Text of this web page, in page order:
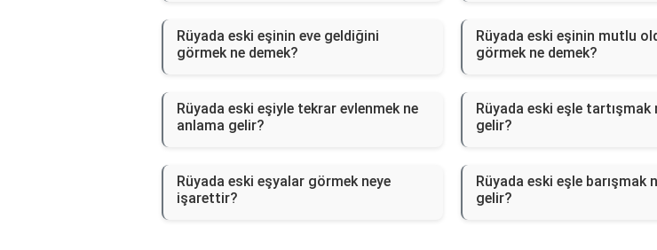
Rüyada eski eşinin eve geldiğini
görmek ne demek?
Rüyada eski eşinin mutlu
görmek ne demek?
Rüyada eski eşiyle tekrar evlenmek ne
anlama gelir?
Rüyada eski eşle tartışmak
gelir?
Rüyada eski eşyalar görmek neye
işarettir?
Rüyada eski eşle barışmak
gelir?